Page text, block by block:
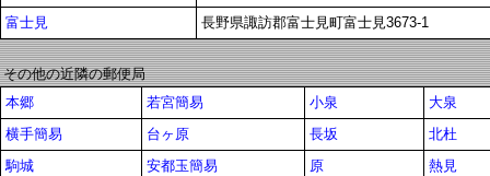
富士見
長野県諏訪郡富士見町富士見3673-1
その他の近隣の郵便局
本郷
若宮簡易 小泉
大泉
横手簡易
台ヶ原 長坂
北杜
駒城
安都玉簡易 原
熱見